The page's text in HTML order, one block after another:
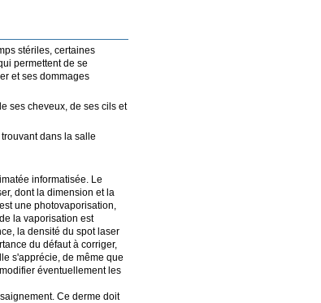
stériles, certaines
permettent de se
et ses dommages
ses cheveux, de ses cils et
dans la salle
informatisée. Le
dont la dimension et la
une photovaporisation,
la vaporisation est
la densité du spot laser
du défaut à corriger,
s'apprécie, de même que
éventuellement les
Ce derme doit